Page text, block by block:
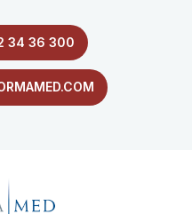
34 36 300